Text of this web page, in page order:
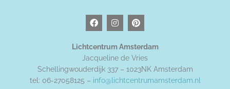
F
a
c
b
o
o
k
I
n
s
a
g
r
a
m
P
i
n
t
e
r
e
s
t
Lichtcentrum Amsterdam
Jacqueline de Vries
Schellingwouderdijk 337 – 1023NK Amsterdam
tel: 06-27058125 – info@lichtcentrumamsterdam.nl